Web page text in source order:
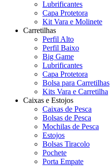
Lubrificantes
Capa Protetora
Kit Vara e Molinete
Carretilhas
Perfil Alto
Perfil Baixo
Big Game
Lubrificantes
Capa Protetora
Bolsa para Carretilhas
Kits Vara e Carretilha
Caixas e Estojos
Caixas de Pesca
Bolsas de Pesca
Mochilas de Pesca
Estojos
Bolsas Tiracolo
Pochete
Porta Empate